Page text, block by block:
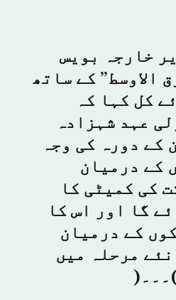
خارجہ بویس
الاوسط” کے ساتھ
کل کہا کہ
عہد شہزادہ
کے دورہ کی وجہ
کے درمیان
کی کمیٹی کا
گا اور اس کا
کے درمیان
مرحلہ میں